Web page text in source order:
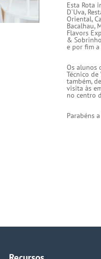
Esta Rota
D`Uva,
Oriental,
Bacalhau,
Flavors
&
e por fim
Os alunos
Técnico de
também,
visita às
no centro
Parabéns